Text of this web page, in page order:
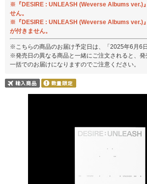
※『DESIRE : UNLEASH (Weverse Albums ver.)
せん。
※『DESIRE : UNLEASH (Weverse Albums ver.)
が付きません。
※こちらの商品のお届け予定日は、「2025年6月6
※発売日の異なる商品と一緒にご注文されると、
一括でのお届けになりますのでご注意ください。